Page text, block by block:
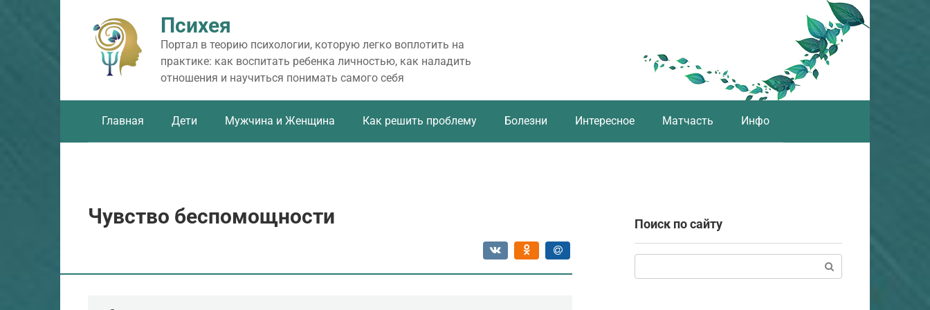
Психея
Портал в теорию психологии, которую легко воплотить на
практике: как воспитать ребенка личностью, как наладить
отношения и научиться понимать самого себя
Главная Дети Мужчина и Женщина Как решить проблему Болезни Интересное Матчасть Инфо
Чувство беспомощности Поиск по сайту